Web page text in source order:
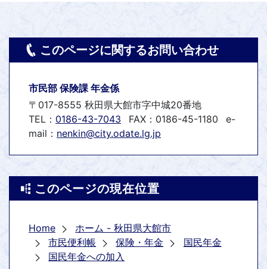
このページに関するお問い合わせ
市民部 保険課 年金係
〒017-8555 秋田県大館市字中城20番地
TEL： 0186-43-7043 FAX：0186-45-1180
e-
mail： nenkin@city.odate.lg.jp
このページの現在位置
Home
ホーム - 秋田県大館市
市民便利帳
保険・年金
国民年金
国民年金への加入